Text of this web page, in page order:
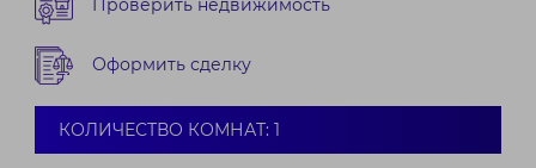
Проверить недвижимость
Оформить сделку
КОЛИЧЕСТВО КОМНАТ: 1